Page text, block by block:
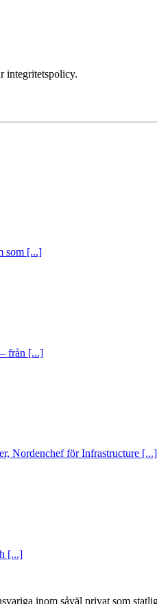
integritetspolicy.
som [...]
från [...]
Nordenchef för Infrastructure [...]
[...]
inom såväl privat som